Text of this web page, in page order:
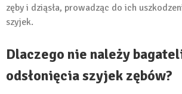
zęby i dziąsła, prowadząc do ich
szyjek.
Dlaczego nie należy
odsłonięcia szyjek zębów?